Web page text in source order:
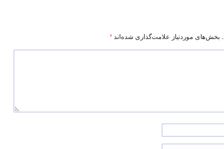
بخش‌های موردنیاز علامت‌گذاری شده‌اند *